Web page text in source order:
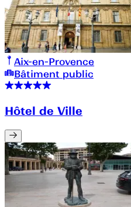
Aix-en-Provence
Bâtiment public
Hôtel de Ville